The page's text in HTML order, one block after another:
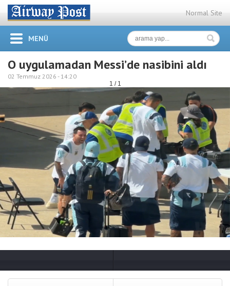
Normal Site
MENÜ
O uygulamadan Messi’de nasibini aldı
02 Temmuz 2026 - 14:20
1 / 1